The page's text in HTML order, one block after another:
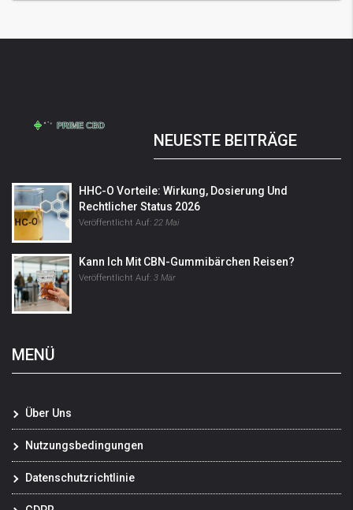
NEUESTE BEITRÄGE
HHC-O Vorteile: Wirkung, Dosierung Und
Rechtlicher Status 2026
Veröffentlicht Auf: 22 Mai
Kann Ich Mit CBN-Gummibärchen Reisen?
Veröffentlicht Auf: 3 Mär
MENÜ
Über Uns
Nutzungsbedingungen
Datenschutzrichtlinie